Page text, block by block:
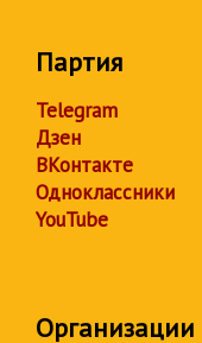
Партия
Telegram
Дзен
ВКонтакте
Одноклассники
YouTube
Организации